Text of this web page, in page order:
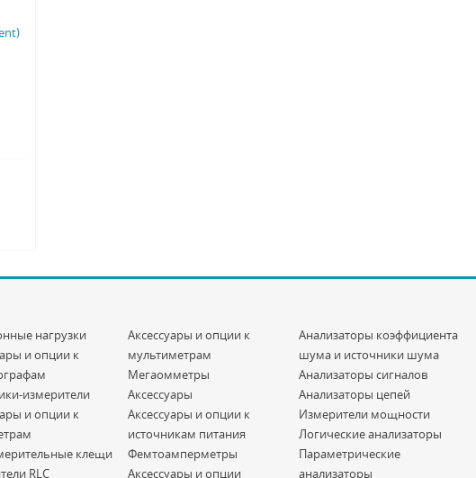
нагрузки
и опции к
измерители
и опции к
клещи
RLC
Аксессуары и опции к
мультиметрам
Мегаомметры
Аксессуары
Аксессуары и опции к
источникам питания
Фемтоамперметры
Аксессуары и опции
Анализаторы коэффициента
шума и источники шума
Анализаторы сигналов
Анализаторы цепей
Измерители мощности
Логические анализаторы
Параметрические
анализаторы